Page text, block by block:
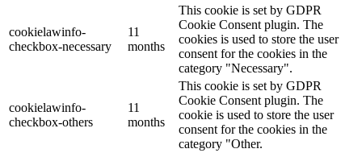
cookielawinfo-
checkbox-necessary
11
months
This cookie is set by GDPR
Cookie Consent plugin. The
cookies is used to store the user
consent for the cookies in the
category "Necessary".
cookielawinfo-
checkbox-others
11
months
This cookie is set by GDPR
Cookie Consent plugin. The
cookie is used to store the user
consent for the cookies in the
category "Other.